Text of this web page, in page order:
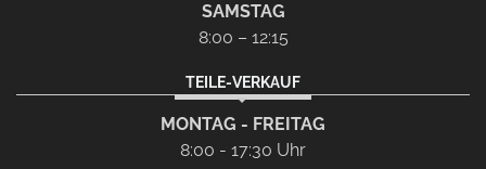
SAMSTAG
8:00 – 12:15
TEILE-VERKAUF
MONTAG - FREITAG
8:00 - 17:30 Uhr